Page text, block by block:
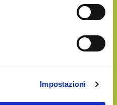
Impostazioni